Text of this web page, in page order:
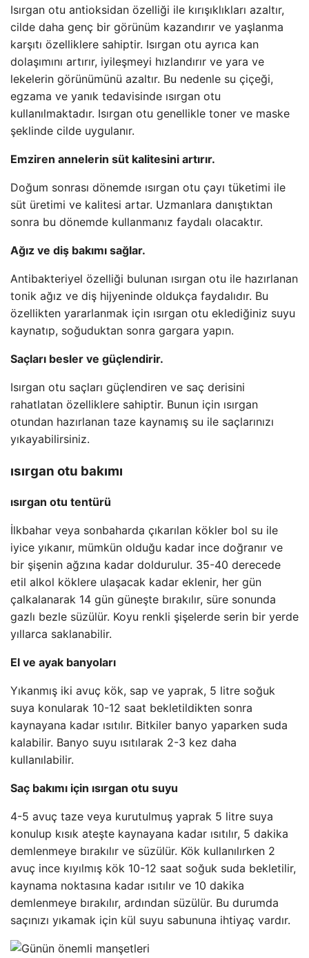
Isırgan otu antioksidan özelliği ile kırışıklıkları azaltır,
cilde daha genç bir görünüm kazandırır ve yaşlanma
karşıtı özelliklere sahiptir. Isırgan otu ayrıca kan
dolaşımını artırır, iyileşmeyi hızlandırır ve yara ve
lekelerin görünümünü azaltır. Bu nedenle su çiçeği,
egzama ve yanık tedavisinde ısırgan otu
kullanılmaktadır. Isırgan otu genellikle toner ve maske
şeklinde cilde uygulanır.
Emziren annelerin süt kalitesini artırır.
Doğum sonrası dönemde ısırgan otu çayı tüketimi ile
süt üretimi ve kalitesi artar. Uzmanlara danıştıktan
sonra bu dönemde kullanmanız faydalı olacaktır.
Ağız ve diş bakımı sağlar.
Antibakteriyel özelliği bulunan ısırgan otu ile hazırlanan
tonik ağız ve diş hijyeninde oldukça faydalıdır. Bu
özellikten yararlanmak için ısırgan otu eklediğiniz suyu
kaynatıp, soğuduktan sonra gargara yapın.
Saçları besler ve güçlendirir.
Isırgan otu saçları güçlendiren ve saç derisini
rahatlatan özelliklere sahiptir. Bunun için ısırgan
otundan hazırlanan taze kaynamış su ile saçlarınızı
yıkayabilirsiniz.
ısırgan otu bakımı
ısırgan otu tentürü
İlkbahar veya sonbaharda çıkarılan kökler bol su ile
iyice yıkanır, mümkün olduğu kadar ince doğranır ve
bir şişenin ağzına kadar doldurulur. 35-40 derecede
etil alkol köklere ulaşacak kadar eklenir, her gün
çalkalanarak 14 gün güneşte bırakılır, süre sonunda
gazlı bezle süzülür. Koyu renkli şişelerde serin bir yerde
yıllarca saklanabilir.
El ve ayak banyoları
Yıkanmış iki avuç kök, sap ve yaprak, 5 litre soğuk
suya konularak 10-12 saat bekletildikten sonra
kaynayana kadar ısıtılır. Bitkiler banyo yaparken suda
kalabilir. Banyo suyu ısıtılarak 2-3 kez daha
kullanılabilir.
Saç bakımı için ısırgan otu suyu
4-5 avuç taze veya kurutulmuş yaprak 5 litre suya
konulup kısık ateşte kaynayana kadar ısıtılır, 5 dakika
demlenmeye bırakılır ve süzülür. Kök kullanılırken 2
avuç ince kıyılmış kök 10-12 saat soğuk suda bekletilir,
kaynama noktasına kadar ısıtılır ve 10 dakika
demlenmeye bırakılır, ardından süzülür. Bu durumda
saçınızı yıkamak için kül suyu sabununa ihtiyaç vardır.